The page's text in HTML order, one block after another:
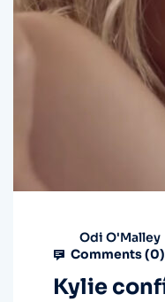
Odi O'Malley
Comments (0)
Kylie